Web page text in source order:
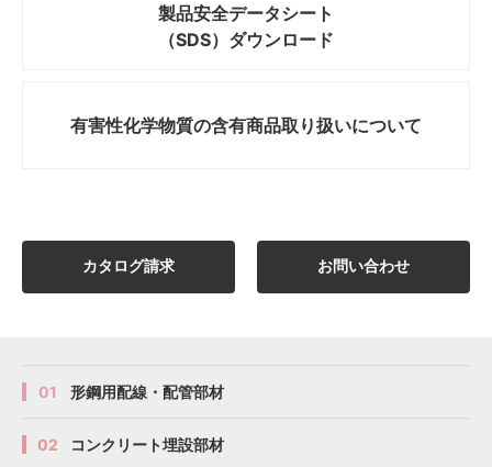
製品安全データシート
（SDS）ダウンロード
有害性化学物質の含有商品取り扱いについて
カタログ請求 お問い合わせ
01 形鋼用配線・配管部材
02 コンクリート埋設部材